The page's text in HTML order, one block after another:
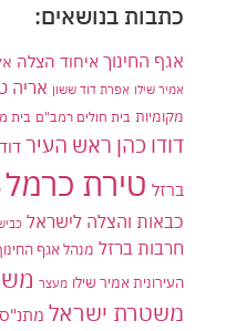
כתבות בנושאים:
אגף החינוך איחוד הצלה
אמיר שילו אפרת דוד ששון אריה
מקומיות בית חולים רמב"ם בית
דודו כהן ראש העיר
ברזל טירת כרמל
כבאות והצלה לישראל כביש
חרבות ברזל מנהל אגף החינוך
העירונית אמיר שילו מעצר
משטרת ישראל